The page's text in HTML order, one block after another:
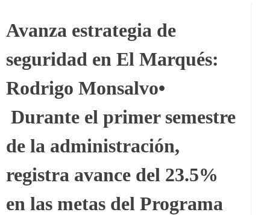
Avanza estrategia de
seguridad en El Marqués:
Rodrigo Monsalvo•⁠
⁠Durante el primer semestre
de la administración,
registra avance del 23.5%
en las metas del Programa